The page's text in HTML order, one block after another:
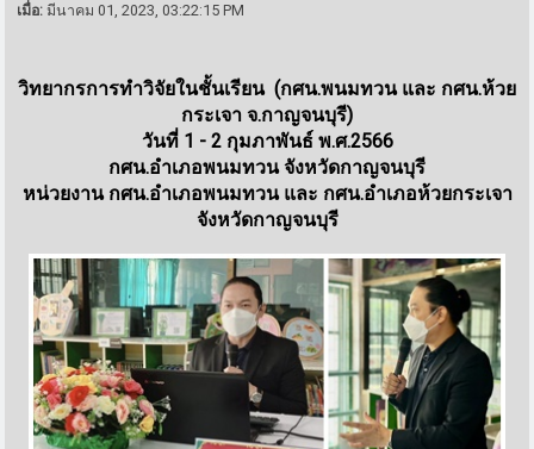
เมื่อ: มีนาคม 01, 2023, 03:22:15 PM
วิทยากรการทำวิจัยในชั้นเรียน (กศน.พนมทวน และ กศน.ห้วย
กระเจา จ.กาญจนบุรี)
วันที่ 1 - 2 กุมภาพันธ์ พ.ศ.2566
กศน.อำเภอพนมทวน จังหวัดกาญจนบุรี
หน่วยงาน กศน.อำเภอพนมทวน และ กศน.อำเภอห้วยกระเจา
จังหวัดกาญจนบุรี